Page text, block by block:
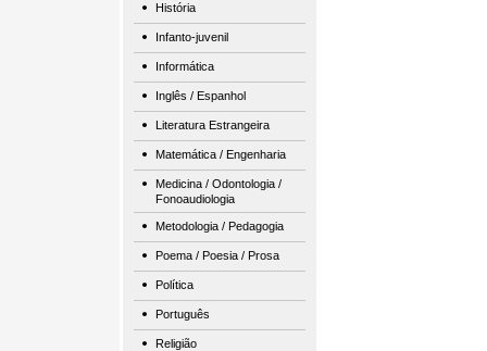
História
Infanto-juvenil
Informática
Inglês / Espanhol
Literatura Estrangeira
Matemática / Engenharia
Medicina / Odontologia /
Fonoaudiologia
Metodologia / Pedagogia
Poema / Poesia / Prosa
Política
Português
Religião